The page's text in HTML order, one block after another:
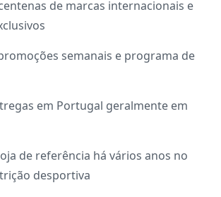
de marcas internacionais e
semanais e programa de
em Portugal geralmente em
de referência há vários anos no
desportiva